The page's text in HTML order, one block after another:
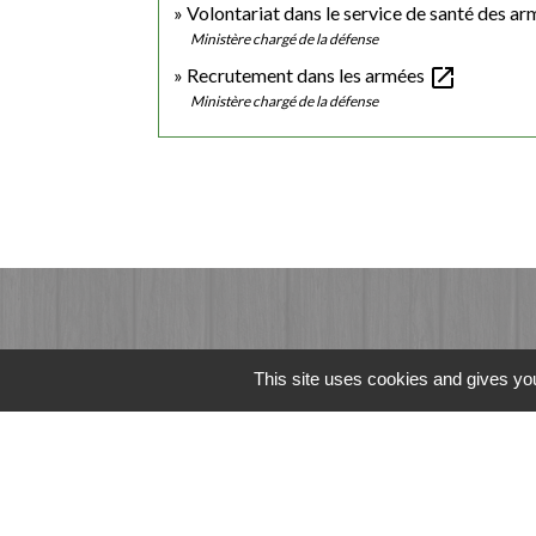
Volontariat dans le service de santé des
Ministère chargé de la défense
Recrutement dans les armées open_in_new
Ministère chargé de la défense
This site uses cookies and gives